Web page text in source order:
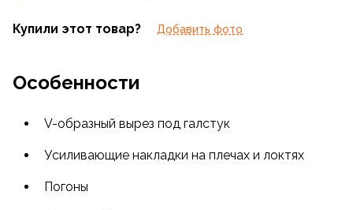
Купили этот товар? Добавить фото
Особенности
V-образный вырез под галстук
Усиливающие накладки на плечах и локтях
Погоны